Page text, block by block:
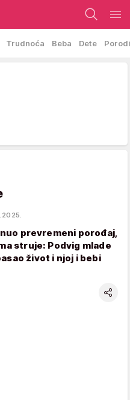
Trudnoća Beba Dete
prevremeni porođaj,
struje: Podvig mlade
život i njoj i bebi